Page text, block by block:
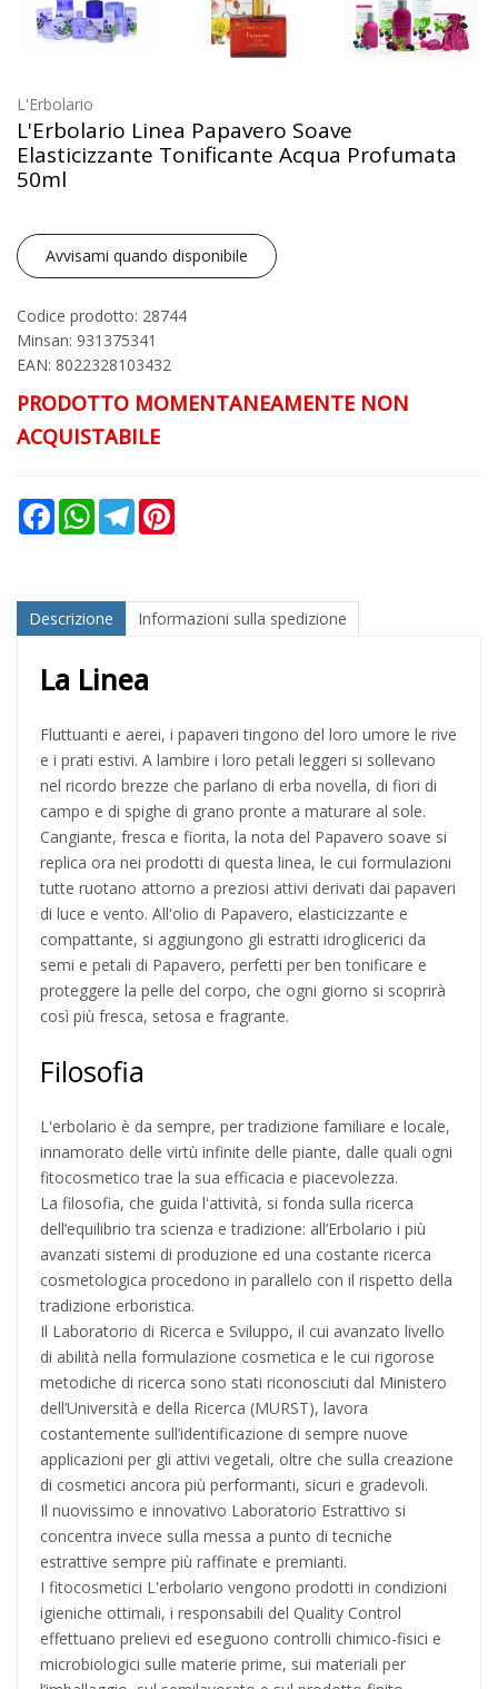
L'Erbolario
L'Erbolario Linea Papavero Soave
Elasticizzante Tonificante Acqua Profumata
50ml
Avvisami quando disponibile
Codice prodotto: 28744
Minsan: 931375341
EAN: 8022328103432
PRODOTTO MOMENTANEAMENTE NON
ACQUISTABILE
FacebookWhatsAppTelegram
Descrizione Informazioni sulla spedizione
La Linea
Fluttuanti e aerei, i papaveri tingono del loro umore le rive
e i prati estivi. A lambire i loro petali leggeri si sollevano
nel ricordo brezze che parlano di erba novella, di fiori di
campo e di spighe di grano pronte a maturare al sole.
Cangiante, fresca e fiorita, la nota del Papavero soave si
replica ora nei prodotti di questa linea, le cui formulazioni
tutte ruotano attorno a preziosi attivi derivati dai papaveri
di luce e vento. All'olio di Papavero, elasticizzante e
compattante, si aggiungono gli estratti idroglicerici da
semi e petali di Papavero, perfetti per ben tonificare e
proteggere la pelle del corpo, che ogni giorno si scoprirà
così più fresca, setosa e fragrante.
Filosofia
L'erbolario è da sempre, per tradizione familiare e locale,
innamorato delle virtù infinite delle piante, dalle quali ogni
fitocosmetico trae la sua efficacia e piacevolezza.
La filosofia, che guida l'attività, si fonda sulla ricerca
dell’equilibrio tra scienza e tradizione: all’Erbolario i più
avanzati sistemi di produzione ed una costante ricerca
cosmetologica procedono in parallelo con il rispetto della
tradizione erboristica.
Il Laboratorio di Ricerca e Sviluppo, il cui avanzato livello
di abilità nella formulazione cosmetica e le cui rigorose
metodiche di ricerca sono stati riconosciuti dal Ministero
dell’Università e della Ricerca (MURST), lavora
costantemente sull’identificazione di sempre nuove
applicazioni per gli attivi vegetali, oltre che sulla creazione
di cosmetici ancora più performanti, sicuri e gradevoli.
Il nuovissimo e innovativo Laboratorio Estrattivo si
concentra invece sulla messa a punto di tecniche
estrattive sempre più raffinate e premianti.
I fitocosmetici L'erbolario vengono prodotti in condizioni
igieniche ottimali, i responsabili del Quality Control
effettuano prelievi ed eseguono controlli chimico-fisici e
microbiologici sulle materie prime, sui materiali per